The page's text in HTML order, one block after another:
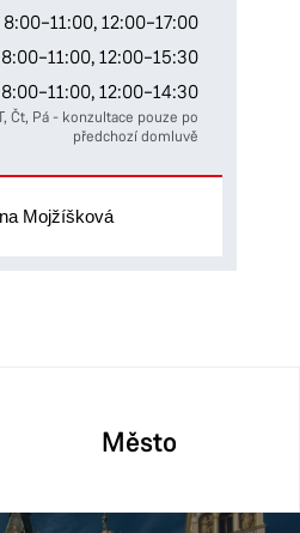
8:00–11:00, 12:00–17:00
8:00–11:00, 12:00–15:30
8:00–11:00, 12:00–14:30
Čt, Pá - konzultace pouze po
předchozí domluvě
Mojžíšková
Město